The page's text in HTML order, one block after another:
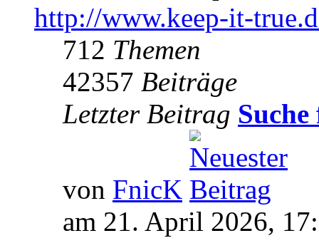
http://www.keep-it-
712 Themen
42357 Beiträge
Letzter Beitrag
von FnicK
am 21. April 2026,